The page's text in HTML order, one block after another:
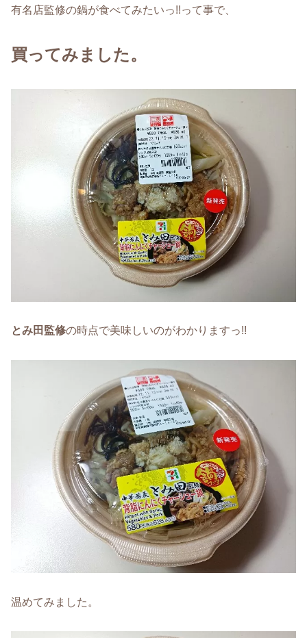
有名店監修の鍋が食べてみたいっ!!って事で、
買ってみました。
とみ田監修の時点で美味しいのがわかりますっ!!
温めてみました。